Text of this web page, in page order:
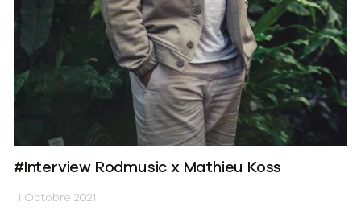
#Interview Rodmusic x Mathieu Koss
1 Octobre 2021